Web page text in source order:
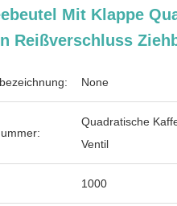
Mit Klappe
Reißverschluss
None
Quadratische
Ventil
1000